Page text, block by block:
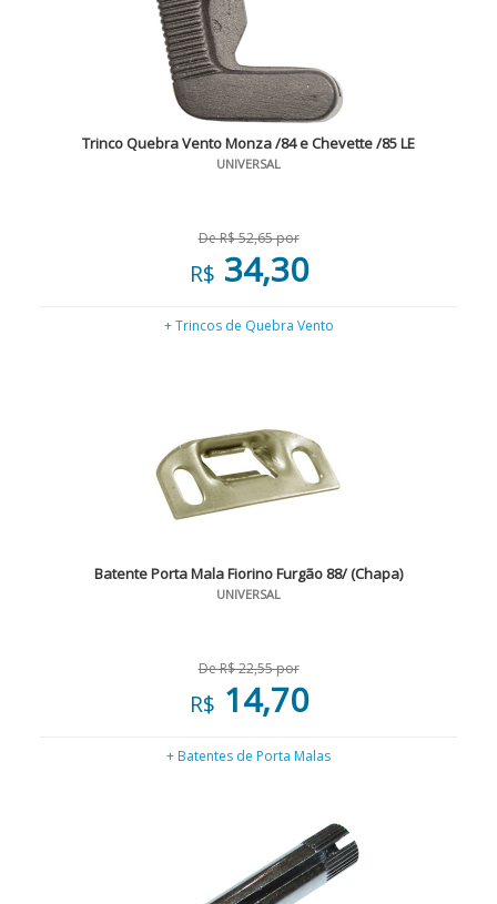
Trinco Quebra Vento Monza /84 e Chevette /85 LE
UNIVERSAL
De R$ 52,65 por
R$ 34,30
+ Trincos de Quebra Vento
Batente Porta Mala Fiorino Furgão 88/ (Chapa)
UNIVERSAL
De R$ 22,55 por
R$ 14,70
+ Batentes de Porta Malas